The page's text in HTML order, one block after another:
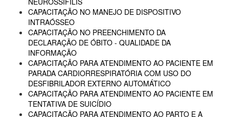
CAPACITAÇÃO NO MANEJO DE DISPOSITIVO
INTRAÓSSEO
CAPACITAÇÃO NO PREENCHIMENTO DA
DECLARAÇÃO DE ÓBITO - QUALIDADE DA
INFORMAÇÃO
CAPACITAÇÃO PARA ATENDIMENTO AO PACIENTE EM
PARADA CARDIORRESPIRATÓRIA COM USO DO
DESFIBRILADOR EXTERNO AUTOMÁTICO
CAPACITAÇÃO PARA ATENDIMENTO AO PACIENTE EM
TENTATIVA DE SUICÍDIO
CAPACITAÇÃO PARA ATENDIMENTO AO PARTO E A